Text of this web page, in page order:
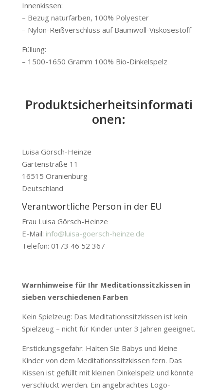
Innenkissen:
– Bezug naturfarben, 100% Polyester
– Nylon-Reißverschluss auf Baumwoll-Viskosestoff
Füllung:
– 1500-1650 Gramm 100% Bio-Dinkelspelz
Produktsicherheitsinformati
onen:
Luisa Görsch-Heinze
Gartenstraße 11
16515 Oranienburg
Deutschland
Verantwortliche Person in der EU
Frau Luisa Görsch-Heinze
E-Mail: info@luisa-goersch-heinze.de
Telefon: 0173 46 52 367
Warnhinweise für Ihr Meditationssitzkissen in
sieben verschiedenen Farben
Kein Spielzeug: Das Meditationssitzkissen ist kein
Spielzeug – nicht für Kinder unter 3 Jahren geeignet.
Erstickungsgefahr: Halten Sie Babys und kleine
Kinder von dem Meditationssitzkissen fern. Das
Kissen ist gefüllt mit kleinen Dinkelspelz und könnte
verschluckt werden. Ein angebrachtes Logo-